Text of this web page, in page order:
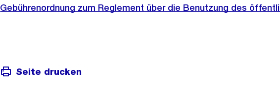
Gebührenordnung zum Reglement über die Benutzung des
Seite drucken